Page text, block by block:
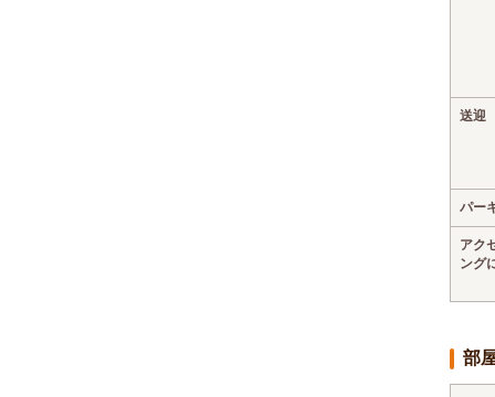
送迎
パー
アク
ング
部